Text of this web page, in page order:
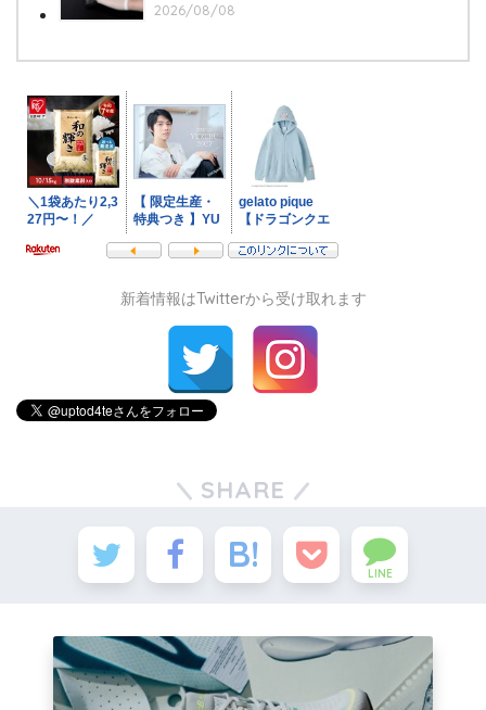
2026/08/08
新着情報はTwitterから受け取れます
SHARE
LINE